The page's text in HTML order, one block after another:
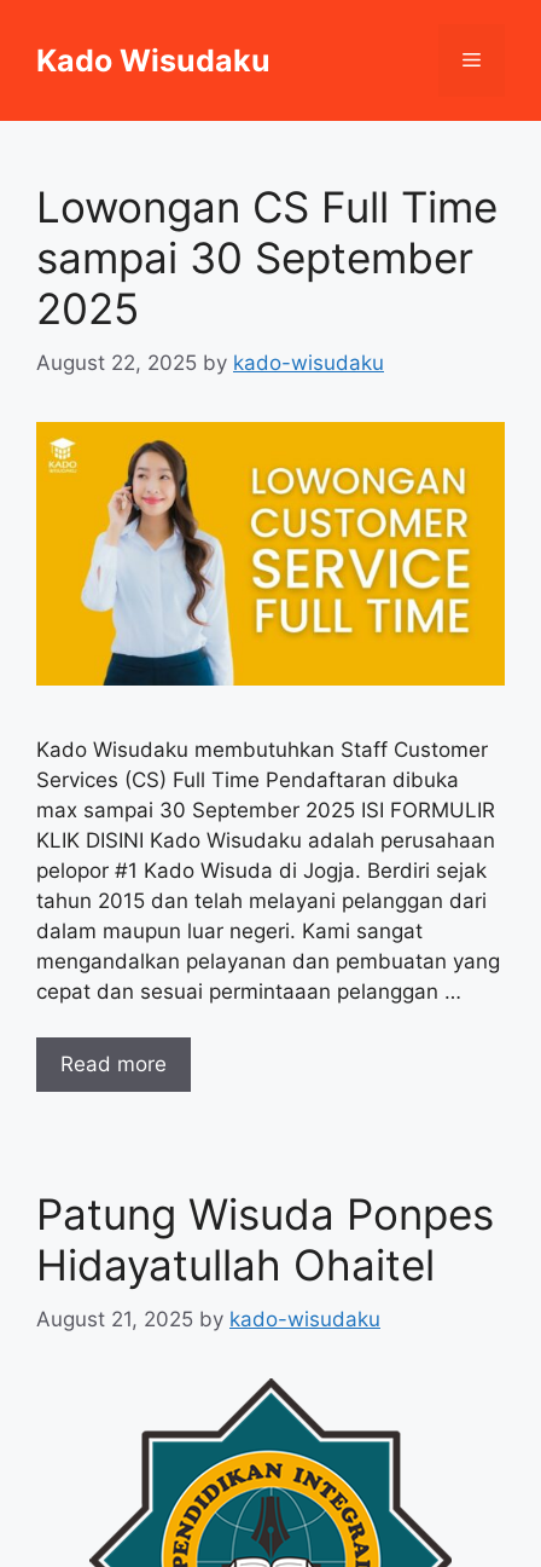
contentKado Wisudaku Menu
Lowongan CS Full Time
sampai 30 September
2025
August 22, 2025 by kado-wisudaku
Kado Wisudaku membutuhkan Staff Customer
Services (CS) Full Time Pendaftaran dibuka
max sampai 30 September 2025 ISI FORMULIR
KLIK DISINI Kado Wisudaku adalah perusahaan
pelopor #1 Kado Wisuda di Jogja. Berdiri sejak
tahun 2015 dan telah melayani pelanggan dari
dalam maupun luar negeri. Kami sangat
mengandalkan pelayanan dan pembuatan yang
cepat dan sesuai permintaaan pelanggan …
Read more
Patung Wisuda Ponpes
Hidayatullah Ohaitel
August 21, 2025 by kado-wisudaku